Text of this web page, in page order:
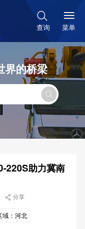

查询 菜单
界的桥梁

220S助力冀南
 分享
域： 河北